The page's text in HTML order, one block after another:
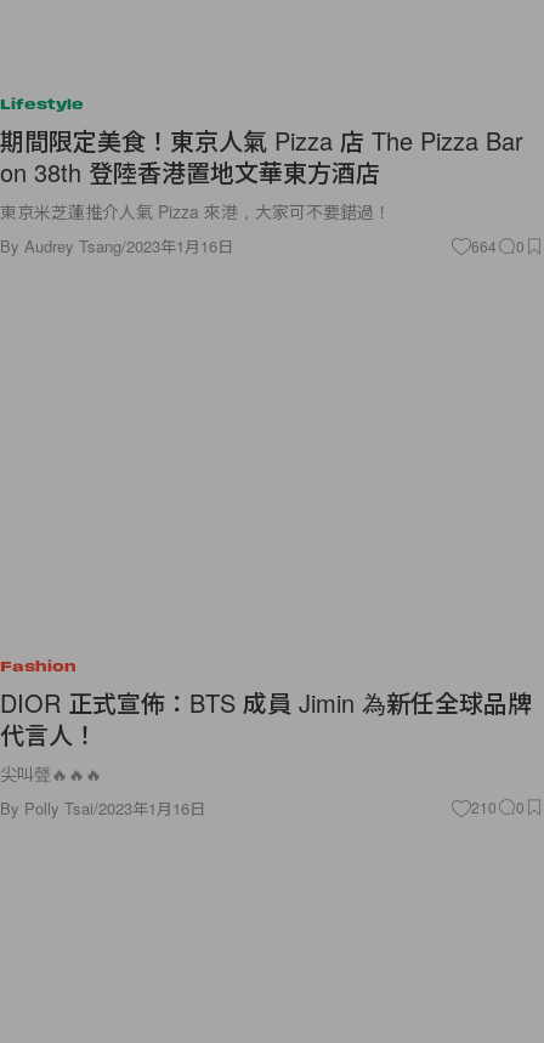
Lifestyle
期間限定美食！東京人氣 Pizza 店 The Pizza Bar
on 38th 登陸香港置地文華東方酒店
東京米芝蓮推介人氣 Pizza 來港，大家可不要錯過！
By Audrey Tsang/2023年1月16日 664 0
Fashion
DIOR 正式宣佈：BTS 成員 Jimin 為新任全球品牌
代言人！
尖叫聲🔥🔥🔥
By Polly Tsai/2023年1月16日 210 0